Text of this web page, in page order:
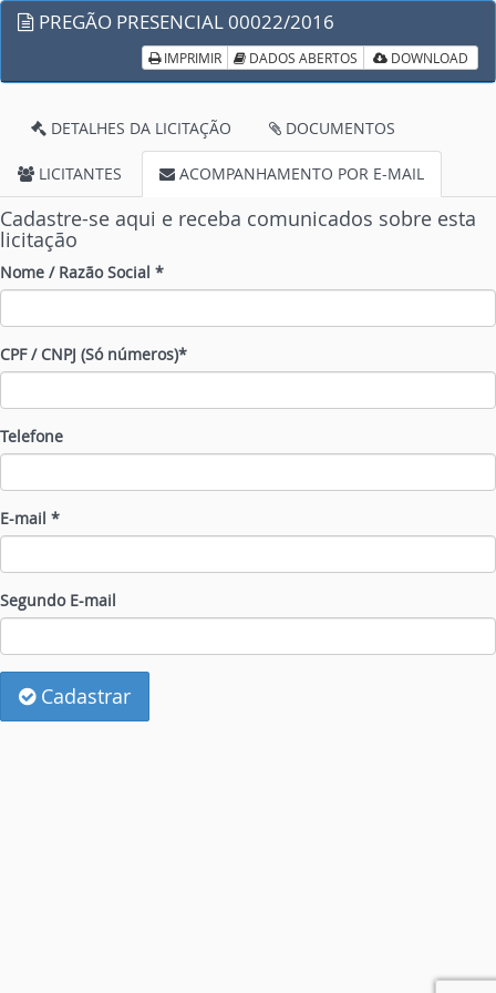
PREGÃO PRESENCIAL 00022/2016
IMPRIMIR DADOS ABERTOS DOWNLOAD
DETALHES DA LICITAÇÃO DOCUMENTOS
LICITANTES ACOMPANHAMENTO POR E-MAIL
Cadastre-se aqui e receba comunicados sobre esta
licitação
Nome / Razão Social *
CPF / CNPJ (Só números)*
Telefone
E-mail *
Segundo E-mail
Cadastrar